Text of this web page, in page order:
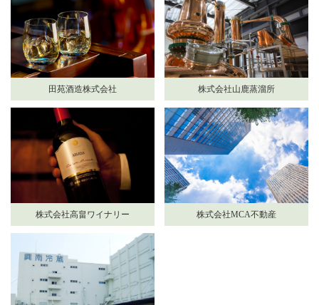
田苑酒造株式会社 株式会社山鹿蒸溜所
株式会社高畠ワイナリー 株式会社MCA不動産